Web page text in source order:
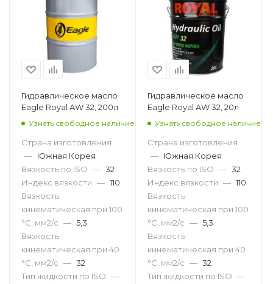
Гидравлическое масло
Eagle Royal AW 32, 200л
Узнать свободное наличие
Страна изготовления
— Южная Корея
Вязкость по ISO — 32
Индекс вязкости — 110
Вязкость
кинематическая при 100
°С, мм2/с — 5,3
Вязкость
кинематическая при 40
°С, мм2/с — 32
Тип жидкости по ISO —
Гидравлическое масло
Eagle Royal AW 32, 20л
Узнать свободное наличие
Страна изготовления
— Южная Корея
Вязкость по ISO — 32
Индекс вязкости — 110
Вязкость
кинематическая при 100
°С, мм2/с — 5,3
Вязкость
кинематическая при 40
°С, мм2/с — 32
Тип жидкости по ISO —